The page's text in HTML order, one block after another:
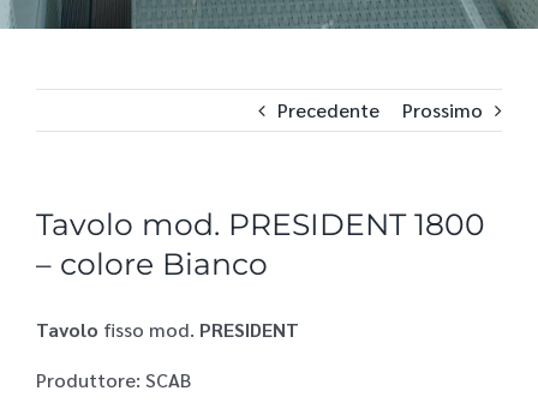
Precedente Prossimo
Tavolo mod. PRESIDENT 1800
– colore Bianco
Tavolo fisso mod. PRESIDENT
Produttore: SCAB